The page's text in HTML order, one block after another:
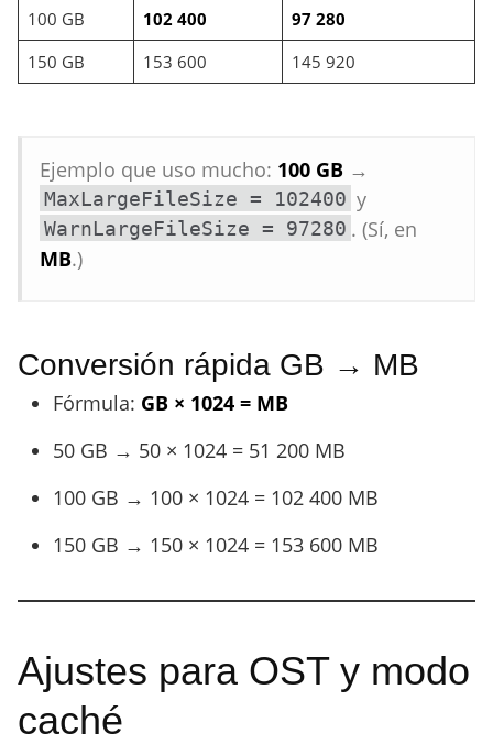
100 GB
102 400
97 280
150 GB
153 600 145 920
Ejemplo que uso mucho: 100 GB →
MaxLargeFileSize = 102400 y
WarnLargeFileSize = 97280 . (Sí, en
MB.)
Conversión rápida GB → MB
Fórmula: GB × 1024 = MB
50 GB → 50 × 1024 = 51 200 MB
100 GB → 100 × 1024 = 102 400 MB
150 GB → 150 × 1024 = 153 600 MB
Ajustes para OST y modo
caché